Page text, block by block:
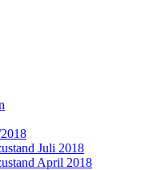
Juli 2018
April 2018